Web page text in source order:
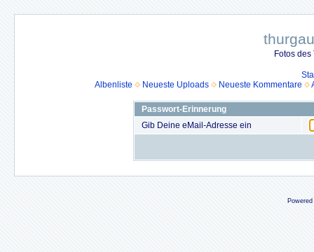
Fotos
Albenliste
Neueste Uploads Neueste Kommentare
Passwort-Erinnerung
Gib Deine eMail-Adresse ein